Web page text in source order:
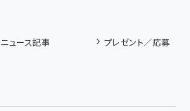
ニュース記事
プレゼント／応募